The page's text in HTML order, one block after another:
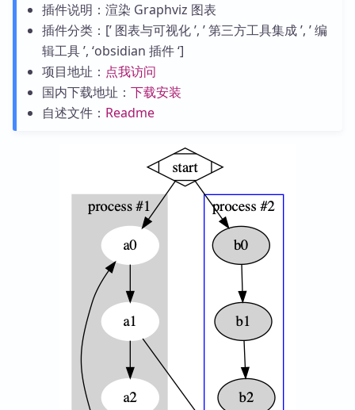
插件说明：渲染 Graphviz 图表
插件分类：[’ 图表与可视化 ’, ’ 第三方工具集成 ’, ’ 编
辑工具 ’, ‘obsidian 插件 ‘]
项目地址： 点我访问
国内下载地址： 下载安装
自述文件： Readme